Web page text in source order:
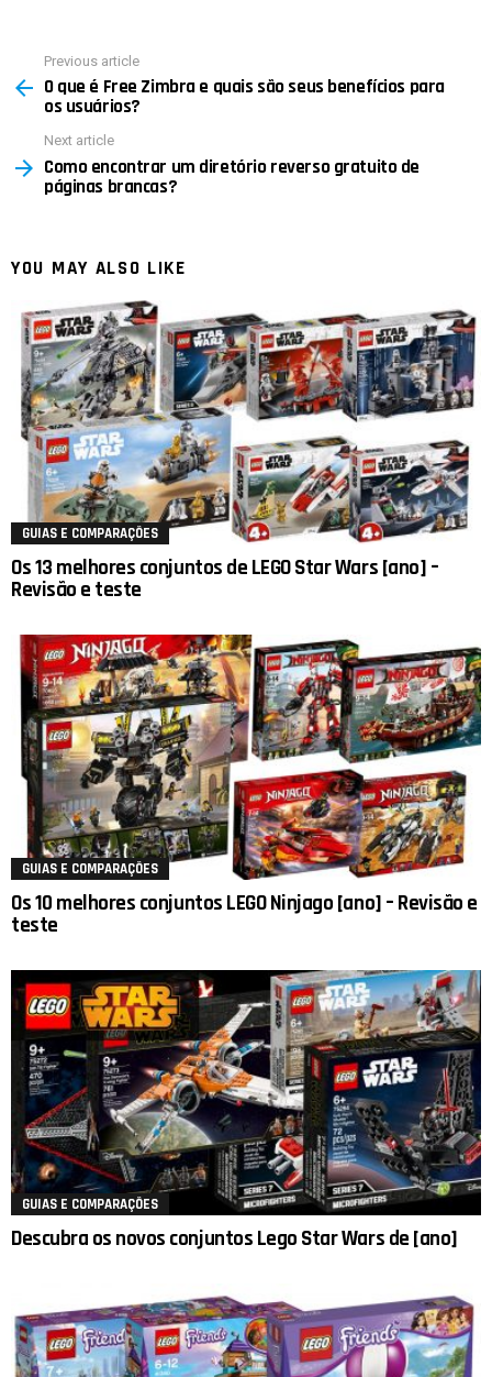
more
Previous article
O que é Free Zimbra e quais são seus benefícios para
os usuários?
Next article
Como encontrar um diretório reverso gratuito de
páginas brancas?
YOU MAY ALSO LIKE
GUIAS E COMPARAÇÕES
Os 13 melhores conjuntos de LEGO Star Wars [ano] –
Revisão e teste
GUIAS E COMPARAÇÕES
Os 10 melhores conjuntos LEGO Ninjago [ano] – Revisão e
teste
GUIAS E COMPARAÇÕES
Descubra os novos conjuntos Lego Star Wars de [ano]